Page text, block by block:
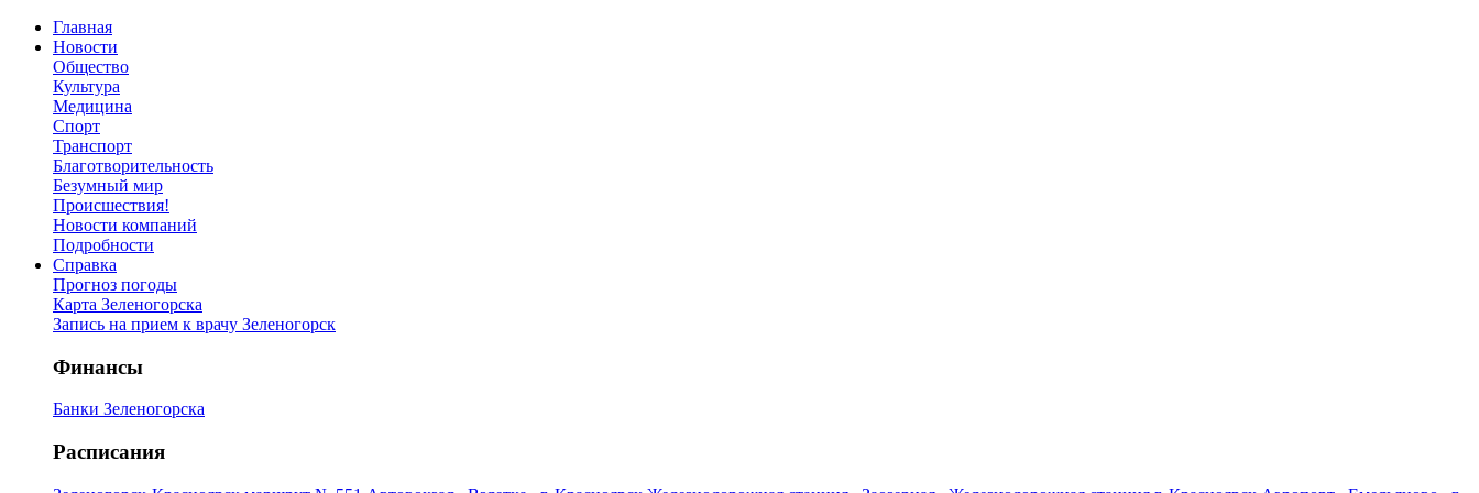
Главная
Новости
Общество
Культура
Медицина
Спорт
Транспорт
Благотворительность
Безумный мир
Происшествия!
Новости компаний
Подробности
Справка
Прогноз погоды
Карта Зеленогорска
Запись на прием к врачу Зеленогорск
Финансы
Банки Зеленогорска
Расписания